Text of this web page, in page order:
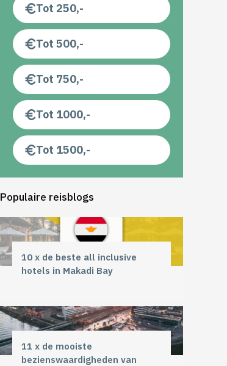
Tot 250,-
Tot 500,-
Tot 750,-
Tot 1000,-
Tot 1500,-
Populaire reisblogs
10 x de beste all inclusive
hotels in Makadi Bay
11 x de mooiste
bezienswaardigheden van